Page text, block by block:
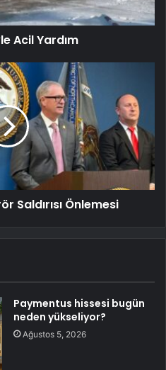
Acil Yardım
Saldırısı Önlemesi
Paymentus hissesi bugün
neden yükseliyor?
Ağustos 5, 2026